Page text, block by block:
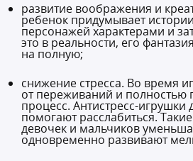
развитие воображения и
ребенок придумывает
персонажей характерами и
это в реальности, его
на полную;
снижение стресса. Во время
от переживаний и полностью
процесс. Антистресс-игрушки
помогают расслабиться.
девочек и мальчиков
одновременно развивают